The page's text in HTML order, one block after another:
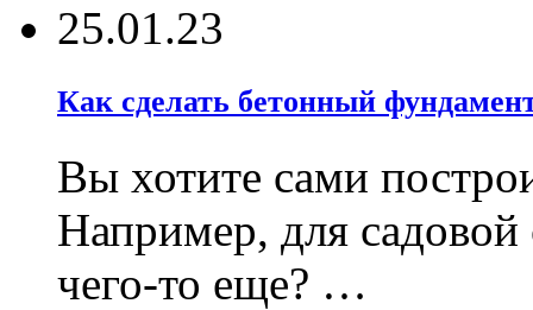
25.01.23
Как сделать бетонный
Вы хотите сами
Например, для
чего-то еще? …